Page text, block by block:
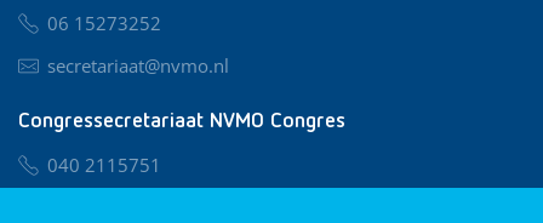
06 15273252
secretariaat@nvmo.nl
Congressecretariaat NVMO Congres
040 2115751